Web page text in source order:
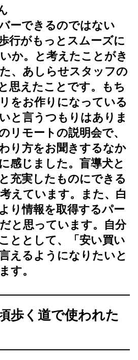
ーできるのではない
行がもっとスムーズに
か。と考えたことがき
、あしらせスタッフの
思えたことです。もち
をお作りになっている
と言うつもりはありま
リモートの説明会で、
り方をお聞きするなか
感じました。盲導犬と
充実したものにできる
えています。また、白
り情報を取得するパー
と思っています。自分
ととして、「安い買い
えるようになりたいと
す。
歩く道で使われた